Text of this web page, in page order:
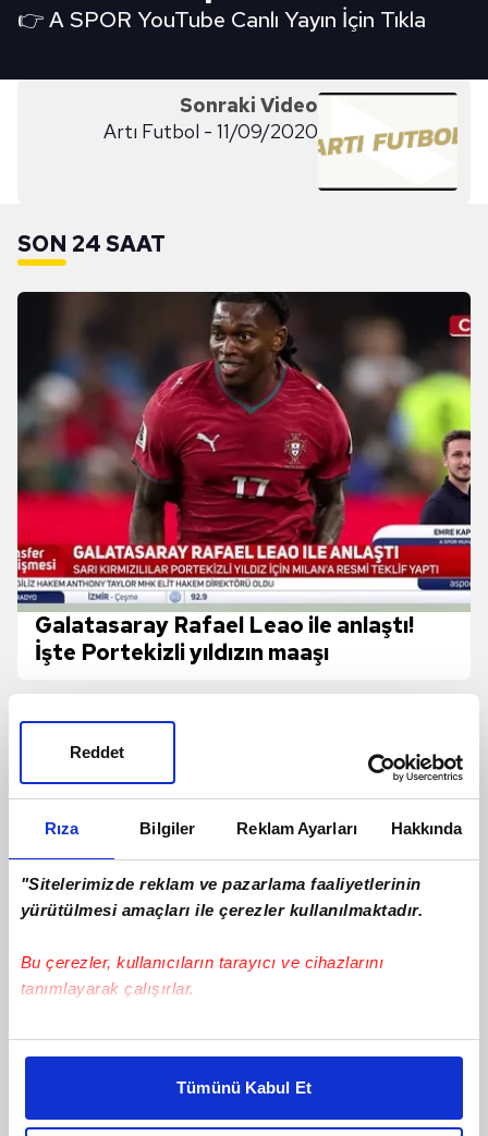
Rıza Bilgiler Reklam Ayarları Hakkında
"Sitelerimizde reklam ve pazarlama faaliyetlerinin
yürütülmesi amaçları ile çerezler kullanılmaktadır.
Bu çerezler, kullanıcıların tarayıcı ve cihazlarını
tanımlayarak çalışırlar.
Bu çerezlere izin vermeniz halinde sizlere özel
daha iyi reklam deneyimi yaşatabiliriz. Bunu yaparken
amacımızın size daha iyi bir reklam deneyimi sunmak
Tümünü Kabul Et
Reddet
👉 A SPOR YouTube Canlı Yayın İçin Tıkla
Sonraki Video
Artı Futbol - 11/09/2020
SON 24 SAAT
Galatasaray Rafael Leao ile anlaştı!
İşte Portekizli yıldızın maaşı
en iyi oyuncuyu getirmeye çalışacağız